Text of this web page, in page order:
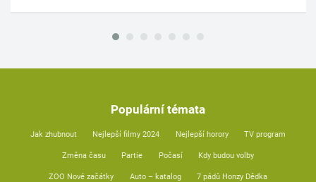
Populární témata
Jak zhubnout Nejlepší filmy 2024 Nejlepší horory TV program
Změna času Partie Počasí Kdy budou volby
ZOO Nové začátky Auto – katalog 7 pádů Honzy Dědka